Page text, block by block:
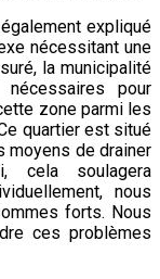
expliqué
nécessitant une
la municipalité
pour
zone parmi les
quartier est situé
moyens de drainer
cela soulagera
nous
forts. Nous
ces problèmes